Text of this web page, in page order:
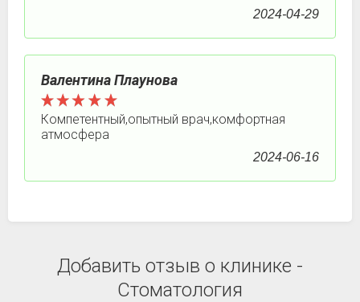
2024-04-29
Валентина Плаунова
Компетентный,опытный врач,комфортная
атмосфера
2024-06-16
Добавить отзыв о клинике -
Стоматология